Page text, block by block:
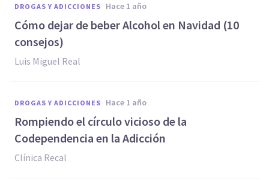
DROGAS Y ADICCIONES hace 1 año
Cómo dejar de beber Alcohol en Navidad (10
consejos)
Luis Miguel Real
DROGAS Y ADICCIONES hace 1 año
Rompiendo el círculo vicioso de la
Codependencia en la Adicción
Clínica Recal